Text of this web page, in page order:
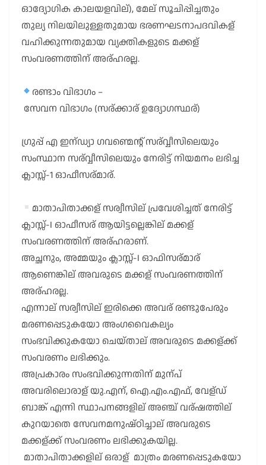
ഓദ്യോഗിക കാലയളവില്), മേല് സൂചിപ്പിച്ചതും
തുല്യ നിലയിലുള്ളതുമായ ഭരണഘടനാപദവികള്
വഹിക്കുന്നതുമായ വ്യക്തികളുടെ മക്കള്
സംവരണത്തിന് അര്ഹരല്ല.
രണ്ടാം വിഭാഗം –
സേവന വിഭാഗം (സര്ക്കാര് ഉദ്യോഗസ്ഥര്)
ഗ്രുപ്പ് എ ഇന്ഡ്യാ ഗവണ്മെന്റ് സര്വ്വീസിലെയും
സംസ്ഥാന സര്വ്വീസിലെയും നേരിട്ട് നിയമനം ലഭിച്ച
ക്ലാസ്സ്-1 ഓഫീസര്മാര്.
മാതാപിതാക്കള് സര്വീസില് പ്രവേശിച്ചത് നേരിട്ട്
ക്ലാസ്സ്-I ഓഫീസര് ആയിട്ടല്ലെങ്കില് മക്കള്
സംവരണത്തിന് അര്ഹരാണ്.
അച്ഛനും, അമ്മയും ക്ലാസ്സ്-I ഓഫിസര്മാര്
ആണെങ്കില് അവരുടെ മക്കള് സംവരണത്തിന്
അര്ഹരല്ല.
എന്നാല് സര്വീസില് ഇരിക്കെ അവര് രണ്ടുപേരും
മരണപ്പെടുകയോ അംഗവൈകല്യം
സംഭവിക്കുകയോ ചെയ്താല് അവരുടെ മക്കള്ക്ക്
സംവരണം ലഭിക്കും.
അപ്രകാരം സംഭവിക്കുന്നതിന് മുന്പ്
അവരിലൊരാള് യു.എന്, ഐ.എം.എഫ്, വേള്ഡ്
ബാങ്ക് എന്നി സ്ഥാപനങ്ങളില് അഞ്ച് വര്ഷത്തില്
കുറയാതെ സേവനമനുഷ്ഠിച്ചാല് അവരുടെ
മക്കള്ക്ക് സംവരണം ലഭിക്കുകയില്ല.
മാതാപിതാക്കളില് ഒരാള് മാത്രം മരണപ്പെടുകയോ